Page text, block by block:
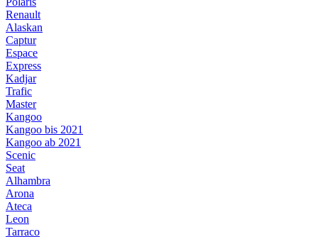
Renault
Alaskan
Captur
Espace
Express
Kadjar
Trafic
Master
Kangoo
Kangoo bis 2021
Kangoo ab 2021
Scenic
Seat
Alhambra
Arona
Ateca
Leon
Tarraco